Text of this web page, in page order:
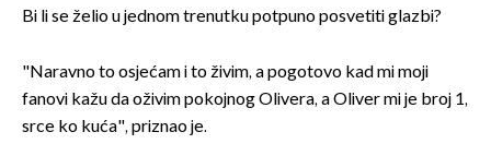
Bi li se želio u jednom trenutku potpuno posvetiti glazbi?
"Naravno to osjećam i to živim, a pogotovo kad mi moji
fanovi kažu da oživim pokojnog Olivera, a Oliver mi je broj 1,
srce ko kuća", priznao je.